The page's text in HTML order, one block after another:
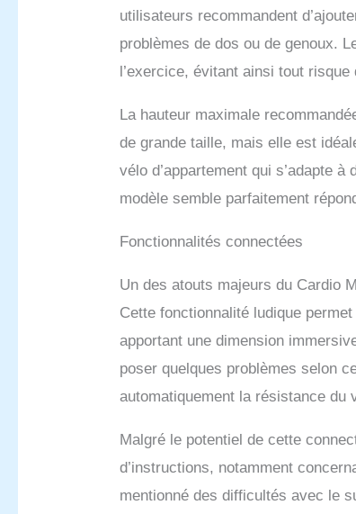
utilisateurs recommandent
problèmes de dos ou de genoux.
l’exercice, évitant ainsi tout risque
La hauteur maximale
de grande taille, mais elle est
vélo d’appartement qui s’adapte
modèle semble parfaitement
Fonctionnalités connectées
Un des atouts majeurs du Cardio
Cette fonctionnalité ludique
apportant une dimension
poser quelques problèmes selon
automatiquement la résistance du
Malgré le potentiel de cette
d’instructions, notamment
mentionné des difficultés avec le